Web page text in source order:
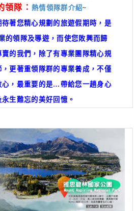
領隊： 熱情領隊群介紹~
著您精心規劃的旅遊假期時，是
的領隊及導遊，而使您敗興而歸
的我們，除了有專業團隊精心規
更著重領隊群的專業養成，不僅
心，最重要的是…帶給您一趟身心
永生難忘的美好回憶。